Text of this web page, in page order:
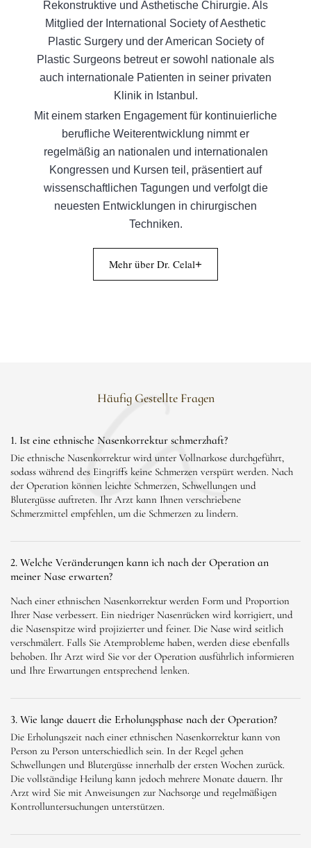
Rekonstruktive und Ästhetische Chirurgie. Als
Mitglied der International Society of Aesthetic
Plastic Surgery und der American Society of
Plastic Surgeons betreut er sowohl nationale als
auch internationale Patienten in seiner privaten
Klinik in Istanbul.
Mit einem starken Engagement für kontinuierliche
berufliche Weiterentwicklung nimmt er
regelmäßig an nationalen und internationalen
Kongressen und Kursen teil, präsentiert auf
wissenschaftlichen Tagungen und verfolgt die
neuesten Entwicklungen in chirurgischen
Techniken.
Mehr über Dr. Celal+
Häufig Gestellte Fragen
1. Ist eine ethnische Nasenkorrektur schmerzhaft?
Die ethnische Nasenkorrektur wird unter Vollnarkose durchgeführt,
sodass während des Eingriffs keine Schmerzen verspürt werden. Nach
der Operation können leichte Schmerzen, Schwellungen und
Blutergüsse auftreten. Ihr Arzt kann Ihnen verschriebene
Schmerzmittel empfehlen, um die Schmerzen zu lindern.
2. Welche Veränderungen kann ich nach der Operation an
meiner Nase erwarten?
Nach einer ethnischen Nasenkorrektur werden Form und Proportion
Ihrer Nase verbessert. Ein niedriger Nasenrücken wird korrigiert, und
die Nasenspitze wird projizierter und feiner. Die Nase wird seitlich
verschmälert. Falls Sie Atemprobleme haben, werden diese ebenfalls
behoben. Ihr Arzt wird Sie vor der Operation ausführlich informieren
und Ihre Erwartungen entsprechend lenken.
3. Wie lange dauert die Erholungsphase nach der Operation?
Die Erholungszeit nach einer ethnischen Nasenkorrektur kann von
Person zu Person unterschiedlich sein. In der Regel gehen
Schwellungen und Blutergüsse innerhalb der ersten Wochen zurück.
Die vollständige Heilung kann jedoch mehrere Monate dauern. Ihr
Arzt wird Sie mit Anweisungen zur Nachsorge und regelmäßigen
Kontrolluntersuchungen unterstützen.